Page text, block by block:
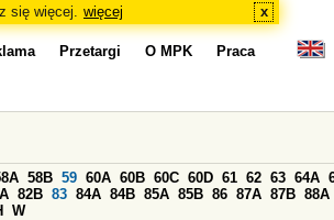
się więcej. więcej x
Przetargi O MPK Praca
58B 59 60A 60B 60C 60D 61 62 63 64A
82B 83 84A 84B 85A 85B 86 87A 87B 88A
W